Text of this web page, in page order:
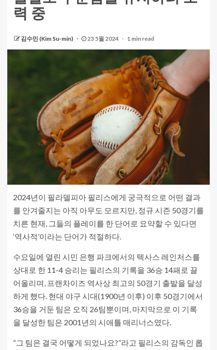
력 중
김수민 (Kim Su-min) 23 5월 2024 1 min read
2024년이 필라델피아 필리스에게 궁극적으로 어떤 결과
를 안겨줄지는 아직 아무도 모르지만, 정규 시즌 50경기를
치른 현재, 그들의 플레이를 한 단어로 요약할 수 있다면
‘역사적’이라는 단어가 적절하다.
수요일에 열린 시민 은행 파크에서의 텍사스 레인저스를
상대로 한 11-4 승리는 필리스의 기록을 36승 14패로 끌
어올리며, 프랜차이즈 역사상 최고의 50경기 출발을 달성
하게 했다. 현대 야구 시대(1900년 이후) 이후 50경기에서
36승을 거둔 팀은 오직 26팀뿐이며, 마지막으로 이 기록
을 달성한 팀은 2001년의 시애틀 매리너스였다.
“그 팀은 결국 어떻게 되었나요?”라고 필리스의 감독인 롭